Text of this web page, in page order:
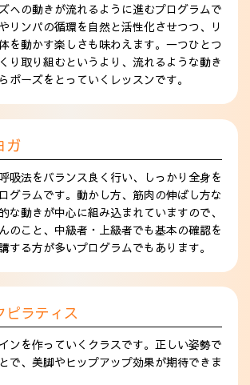
への動きが流れるように進むプログラムで
リンパの循環を自然と活性化させつつ、リ
を動かす楽しさも味わえます。一つひとつ
り取り組むというより、流れるような動き
ポーズをとっていくレッスンです。
ガ
吸法をバランス良く行い、しっかり全身を
グラムです。動かし方、筋肉の伸ばし方な
な動きが中心に組み込まれていますので、
のこと、中級者・上級者でも基本の確認を
する方が多いプログラムでもあります。
ピラティス
ンを作っていくクラスです。正しい姿勢で
で、美脚やヒップアップ効果が期待できま